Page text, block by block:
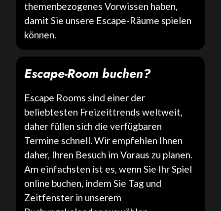
themenbezogenes Vorwissen haben,
damit Sie unsere Escape-Räume spielen
können.
Escape-Room buchen?
Escape Rooms sind einer der
beliebtesten Freizeittrends weltweit,
daher füllen sich die verfügbaren
Termine schnell. Wir empfehlen Ihnen
daher, Ihren Besuch im Voraus zu planen.
Am einfachsten ist es, wenn Sie Ihr Spiel
online buchen, indem Sie Tag und
Zeitfenster in unserem